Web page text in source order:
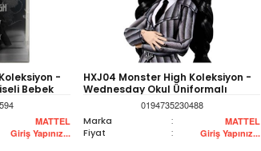
-
Bebek
MATTEL
Giriş Yapınız...
HXJ04 Monster High Koleksiyon -
Wednesday Okul Üniformalı
0194735230488
Marka
: MATTEL
Fiyat : Giriş Yapınız...